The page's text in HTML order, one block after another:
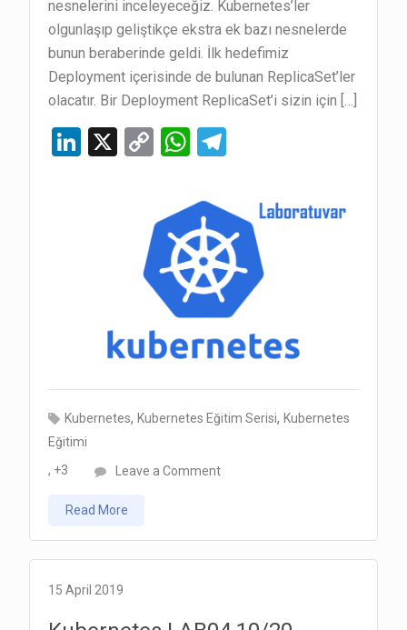
nesnelerini inceleyeceğiz. Kubernetes’ler
olgunlaşıp geliştikçe ekstra ek bazı nesnelerde
bunun beraberinde geldi. İlk hedefimiz
Deployment içerisinde de bulunan ReplicaSet’ler
olacatır. Bir Deployment ReplicaSet’i sizin için […]
Li
X
C
py
Li
n
k
W
at
s
A
p
p
gr
a
m
Kubernetes,Kubernetes Eğitim Serisi,Kubernetes
Eğitimi
, +3
Leave a Commenton
12/20
Read More
15 April 2019